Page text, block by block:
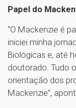
Papel do
“O Mackenzie é
iniciei minha
Biológicas e, até
doutorado. Tudo
orientação dos
Mackenzie”,